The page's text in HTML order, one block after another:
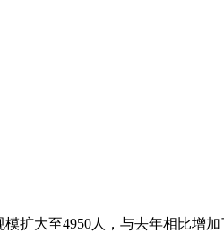
扩大至4950人，与去年相比增